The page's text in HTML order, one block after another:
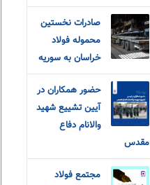
صادرات نخستین
محموله فولاد
خراسان به سوریه
حضور همکاران در
آیین تشییع شهید
والانام دفاع
مقدس
مجتمع فولاد